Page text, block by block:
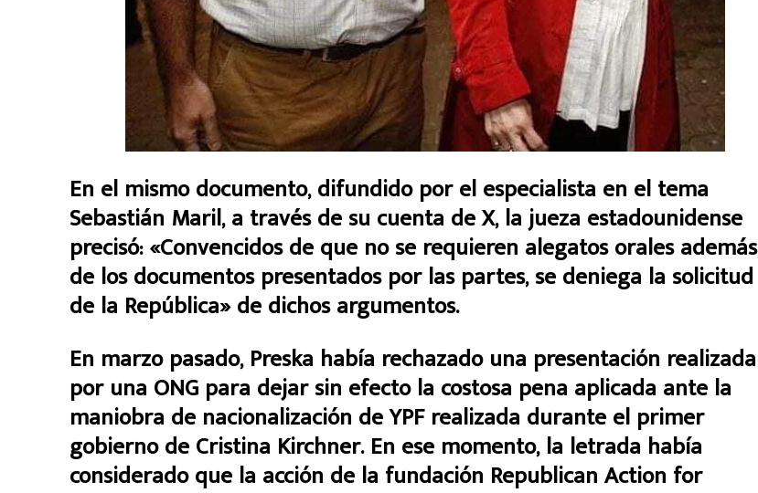
En el mismo documento, difundido por el especialista en el tema
Sebastián Maril, a través de su cuenta de X, la jueza estadounidense
precisó: «Convencidos de que no se requieren alegatos orales además
de los documentos presentados por las partes, se deniega la solicitud
de la República» de dichos argumentos.
En marzo pasado, Preska había rechazado una presentación realizada
por una ONG para dejar sin efecto la costosa pena aplicada ante la
maniobra de nacionalización de YPF realizada durante el primer
gobierno de Cristina Kirchner. En ese momento, la letrada había
considerado que la acción de la fundación Republican Action for